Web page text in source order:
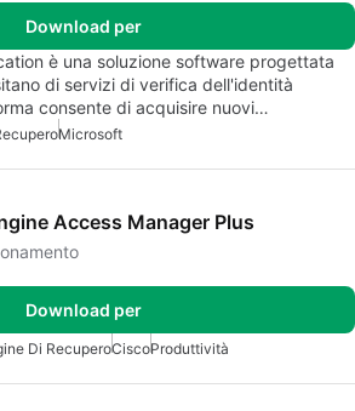
Download per
è una soluzione software progettata
di servizi di verifica dell'identità
consente di acquisire nuovi…
Microsoft
Access Manager Plus
Download per
Di RecuperoCiscoProduttività